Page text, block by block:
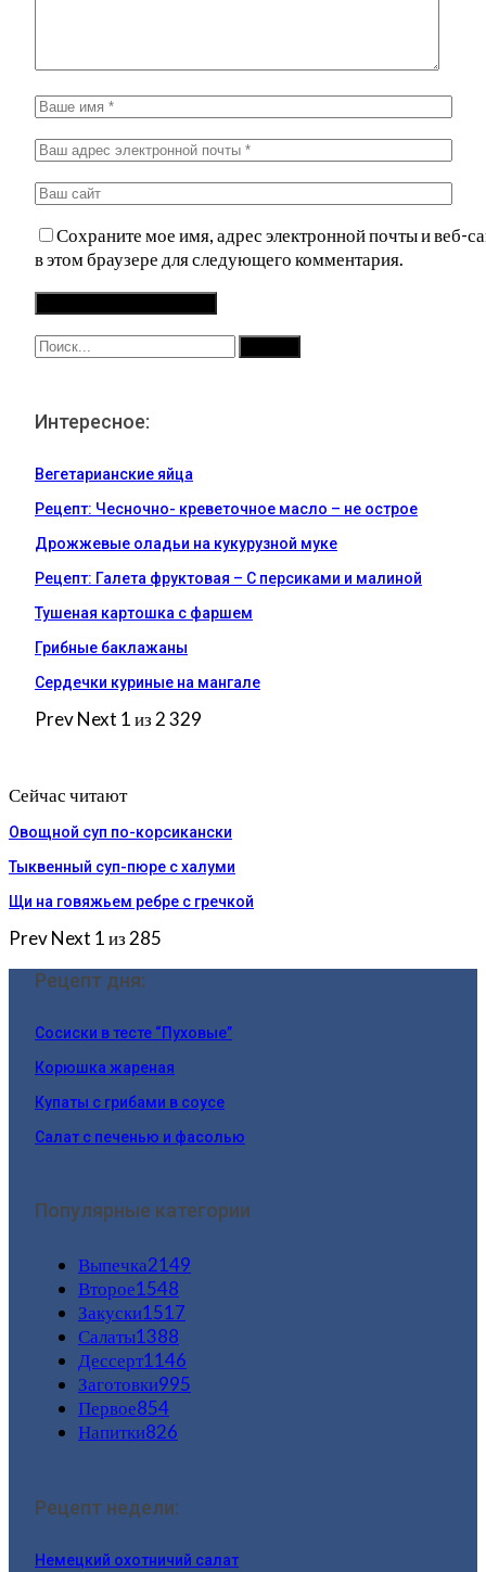
Сохраните мое имя, адрес электронной почты и веб-
в этом браузере для следующего комментария.
Интересное:
Вегетарианские яйца
Рецепт: Чесночно- креветочное масло – не острое
Дрожжевые оладьи на кукурузной муке
Рецепт: Галета фруктовая – С персиками и малиной
Тушеная картошка с фаршем
Грибные баклажаны
Сердечки куриные на мангале
PrevNext 1 из 2 329
Сейчас читают
Овощной суп по-корсикански
Тыквенный суп-пюре с халуми
Щи на говяжьем ребре с гречкой
PrevNext 1 из 285
Рецепт дня:
Сосиски в тесте “Пуховые”
Корюшка жареная
Купаты с грибами в соусе
Салат с печенью и фасолью
Популярные категории
Выпечка2149
Второе1548
Закуски1517
Салаты1388
Дессерт1146
Заготовки995
Первое854
Напитки826
Рецепт недели:
Немецкий охотничий салат